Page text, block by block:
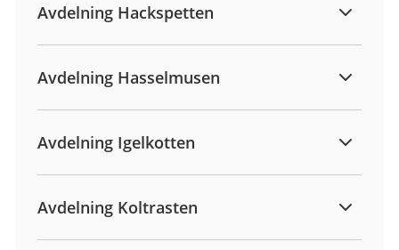
Avdelning Hackspetten
Avdelning Hasselmusen
Avdelning Igelkotten
Avdelning Koltrasten